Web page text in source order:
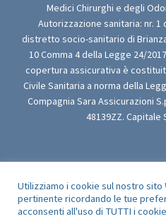
Medici Chirurghi e degli
Autorizzazione sanitaria: nr.
distretto socio-sanitario di
10 Comma 4 della Legge 24/
copertura assicurativa è
Civile Sanitaria a norma della
Compagnia Sara Assicurazioni
48139ZZ. Capitale
Utilizziamo i cookie sul nostro
pertinente ricordando le tue
acconsenti all'uso di TUTTI i